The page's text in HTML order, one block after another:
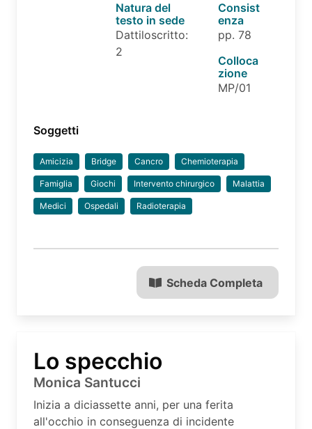
Natura del
testo in sede
Dattiloscritto:
2
Consist
enza
pp. 78
Colloca
zione
MP/01
Soggetti
Amicizia Bridge Cancro Chemioterapia
Famiglia Giochi Intervento chirurgico Malattia
Medici Ospedali Radioterapia
Scheda Completa
Lo specchio
Monica Santucci
Inizia a diciassette anni, per una ferita
all'occhio in conseguenza di incidente